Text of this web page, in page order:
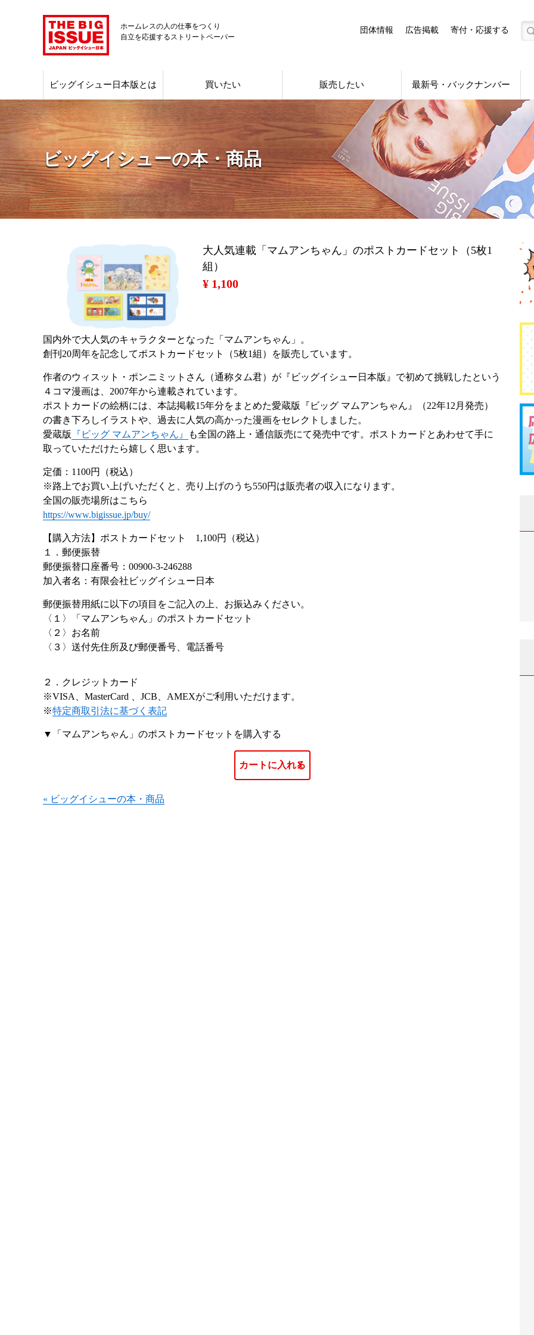
ホームレスの人の仕事をつくり
自立を応援するストリートペーパー
ビッグイシュー日本版とは 買いたい 販売したい 最新号・バックナンバー
団体情報 広告掲載 寄付・応援する
ビッグイシューの本・商品
大人気連載「マムアンちゃん」のポストカードセット（5枚1
組）
¥ 1,100
国内外で大人気のキャラクターとなった「マムアンちゃん」。
創刊20周年を記念してポストカードセット（5枚1組）を販売しています。
作者のウィスット・ポンニミットさん（通称タム君）が『ビッグイシュー日本版』で初めて挑戦したという
４コマ漫画は、2007年から連載されています。
ポストカードの絵柄には、本誌掲載15年分をまとめた愛蔵版『ビッグ マムアンちゃん』（22年12月発売）
の書き下ろしイラストや、過去に人気の高かった漫画をセレクトしました。
愛蔵版
『ビッグ マムアンちゃん』
も全国の路上・通信販売にて発売中です。ポストカードとあわせて手に
取っていただけたら嬉しく思います。
定価：1100円（税込）
※路上でお買い上げいただくと、売り上げのうち550円は販売者の収入になります。
全国の販売場所はこちら
https://www.bigissue.jp/buy/
【購入方法】ポストカードセット 1,100円（税込）
１．郵便振替
郵便振替口座番号：00900-3-246288
加入者名：有限会社ビッグイシュー日本
郵便振替用紙に以下の項目をご記入の上、お振込みください。
〈１〉「マムアンちゃん」のポストカードセット
〈２〉お名前
〈３〉送付先住所及び郵便番号、電話番号
２．クレジットカード
※VISA、MasterCard 、JCB、AMEXがご利用いただけます。
※特定商取引法に基づく表記
▼「マムアンちゃん」のポストカードセットを購入する
« ビッグイシューの本・商品